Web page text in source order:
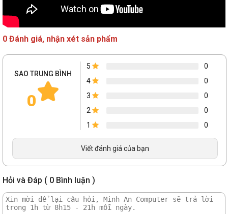
0 Đánh giá, nhận xét sản phẩm
SAO TRUNG BÌNH
0
5
0
4
0
3
0
2
0
1
0
Viết đánh giá của bạn
Hỏi và Đáp ( 0 Bình luận )